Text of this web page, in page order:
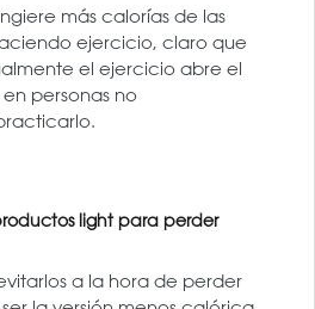
más calorías de las
ejercicio, claro que
el ejercicio abre el
personas no
light para perder
a la hora de perder